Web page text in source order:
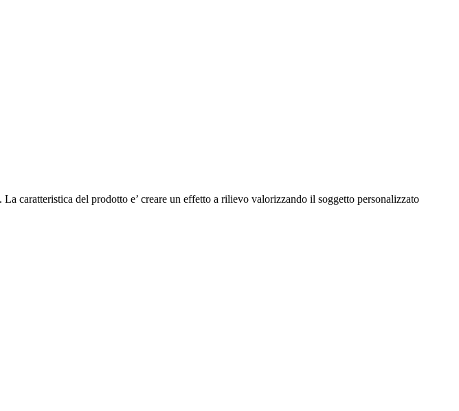
caratteristica del prodotto e’ creare un effetto a rilievo valorizzando il soggetto personalizzato